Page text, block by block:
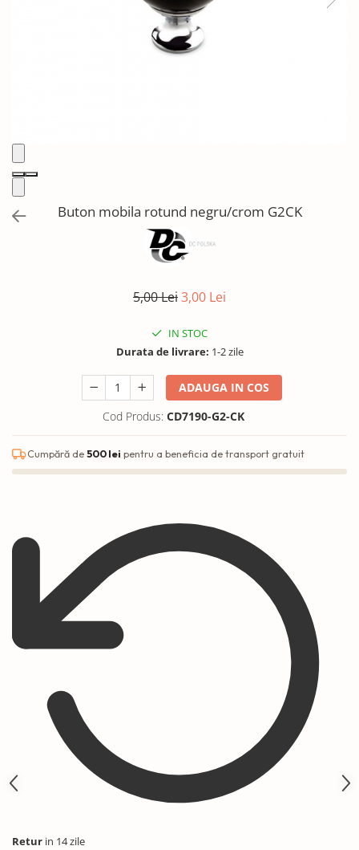
Plinte, antistropi & accesorii
Buton mobila rotund negru/crom G2CK
5,00 Lei3,00 Lei
IN STOC
Durata de livrare: 1-2 zile
ADAUGA IN COS
Cod Produs: CD7190-G2-CK
Cumpără de500 lei pentru a beneficia de transport gratuit
Retur in 14 zile